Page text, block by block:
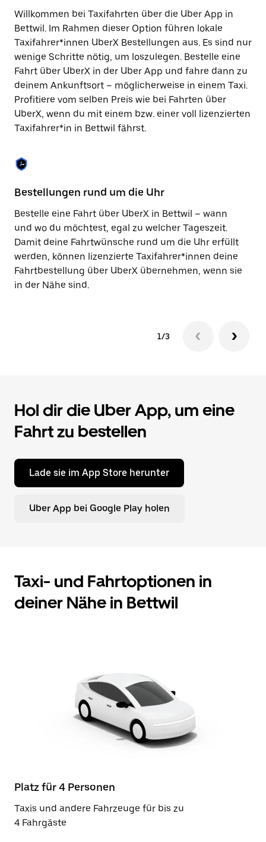
Datum
auszuwählen.
Drücke
die
Escape-
Taste,
um
den
Kalender
zu
schließen.
Willkommen bei Taxifahrten über die Uber App in
Bettwil. Im Rahmen dieser Option führen lokale
Taxifahrer*innen UberX Bestellungen aus. Es sind nur
wenige Schritte nötig, um loszulegen. Bestelle eine
Fahrt über UberX in der Uber App und fahre dann zu
deinem Ankunftsort – möglicherweise in einem Taxi.
Profitiere vom selben Preis wie bei Fahrten über
UberX, wenn du mit einem bzw. einer voll lizenzierten
Taxifahrer*in in Bettwil fährst.
Bestellungen rund um die Uhr
Bestelle eine Fahrt über UberX in Bettwil – wann
und wo du möchtest, egal zu welcher Tageszeit.
Damit deine Fahrtwünsche rund um die Uhr erfüllt
werden, können lizenzierte Taxifahrer*innen deine
Fahrtbestellung über UberX übernehmen, wenn sie
in der Nähe sind.
1/3
Hol dir die Uber App, um eine
Fahrt zu bestellen
Lade sie im App Store herunter
Uber App bei Google Play holen
Taxi- und Fahrtoptionen in
deiner Nähe in Bettwil
Platz für 4 Personen
Taxis und andere Fahrzeuge für bis zu
4 Fahrgäste